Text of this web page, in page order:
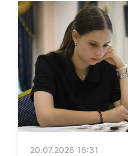
20.07.2026 16:31